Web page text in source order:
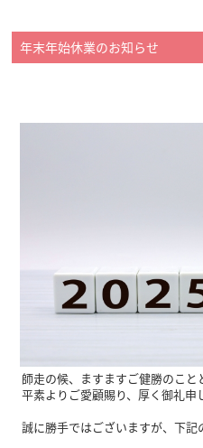
年末年始休業のお知らせ
師走の候、ますますご健勝のこと
平素よりご愛顧賜り、厚く御礼申
誠に勝手ではございますが、下記